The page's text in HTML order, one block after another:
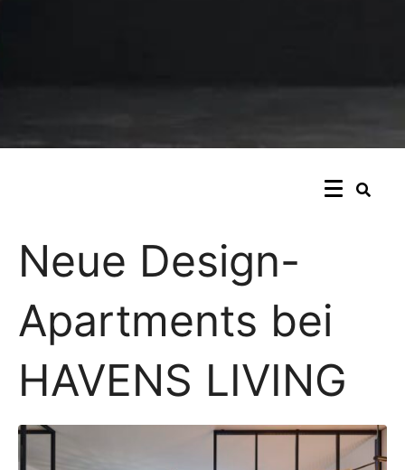
Neue Design-
Apartments bei
HAVENS LIVING